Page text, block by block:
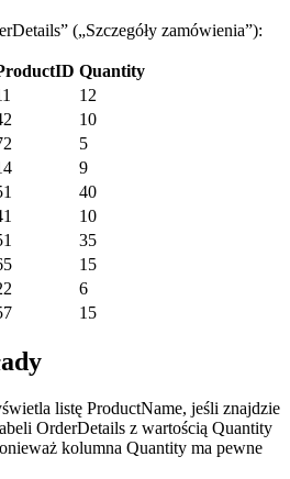
(„Szczegóły zamówienia”):
Quantity
12
10
5
9
40
10
35
15
6
15
listę ProductName, jeśli znajdzie
OrderDetails z wartością Quantity
kolumna Quantity ma pewne